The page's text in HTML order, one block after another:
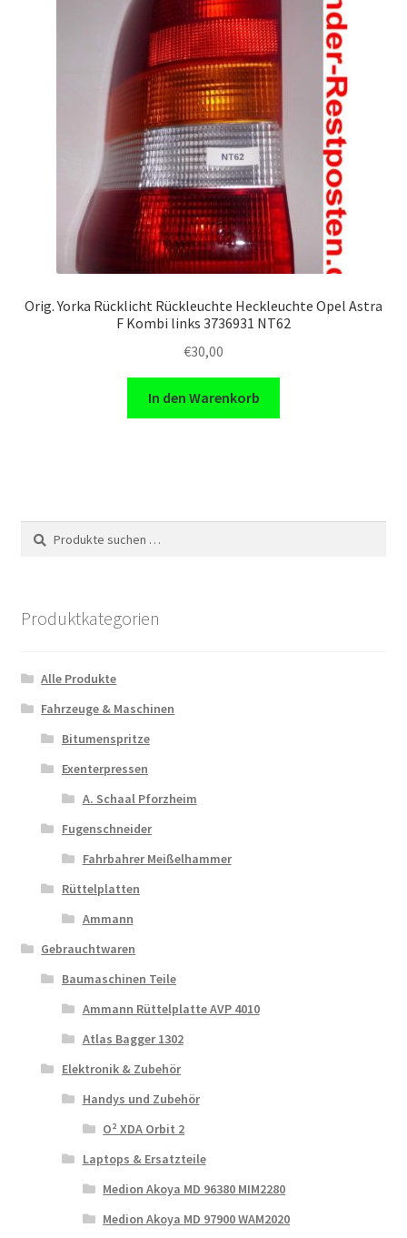
Orig. Yorka Rücklicht Rückleuchte Heckleuchte Opel Astra
F Kombi links 3736931 NT62
€30,00
In den Warenkorb
Suchen
nach:
Suchen
Produktkategorien
Alle Produkte
Fahrzeuge & Maschinen
Bitumenspritze
Exenterpressen
A. Schaal Pforzheim
Fugenschneider
Fahrbahrer Meißelhammer
Rüttelplatten
Ammann
Gebrauchtwaren
Baumaschinen Teile
Ammann Rüttelplatte AVP 4010
Atlas Bagger 1302
Elektronik & Zubehör
Handys und Zubehör
O² XDA Orbit 2
Laptops & Ersatzteile
Medion Akoya MD 96380 MIM2280
Medion Akoya MD 97900 WAM2020